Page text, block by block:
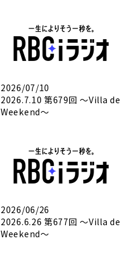
2026/07/10
2026.7.10 第679回 ～Villa de
Weekend～
2026/06/26
2026.6.26 第677回 ～Villa de
Weekend～